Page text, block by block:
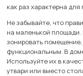
как раз характерна
Не забывайте, что
на маленькой площади.
зонировать
функциональным. В
Используйте их в
утвари или вместо